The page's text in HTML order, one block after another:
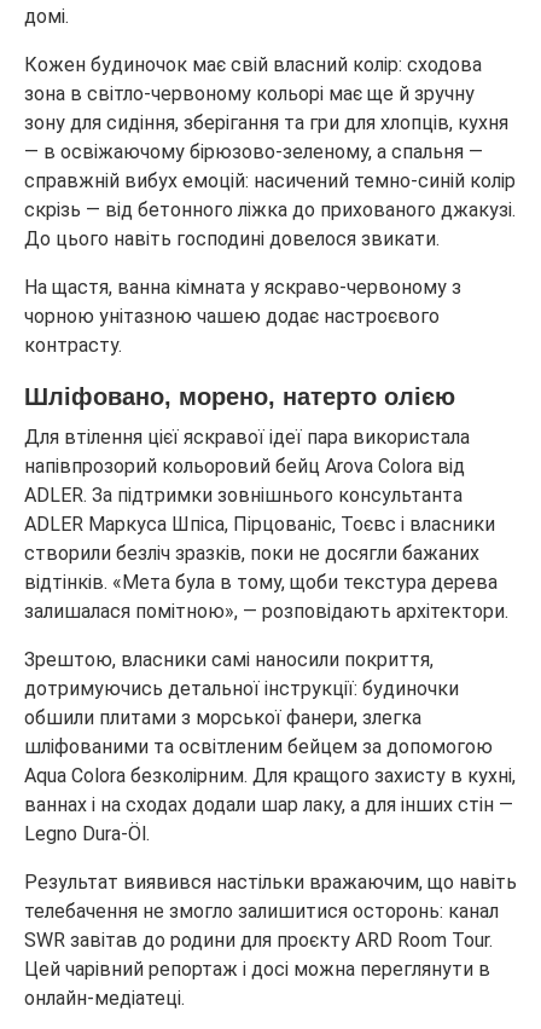
домі.
Кожен будиночок має свій власний колір: сходова
зона в світло-червоному кольорі має ще й зручну
зону для сидіння, зберігання та гри для хлопців, кухня
— в освіжаючому бірюзово-зеленому, а спальня —
справжній вибух емоцій: насичений темно-синій колір
скрізь — від бетонного ліжка до прихованого джакузі.
До цього навіть господині довелося звикати.
На щастя, ванна кімната у яскраво-червоному з
чорною унітазною чашею додає настроєвого
контрасту.
Шліфовано, морено, натерто олією
Для втілення цієї яскравої ідеї пара використала
напівпрозорий кольоровий бейц Arova Colora від
ADLER. За підтримки зовнішнього консультанта
ADLER Маркуса Шпіса, Пірцованіс, Тоєвс і власники
створили безліч зразків, поки не досягли бажаних
відтінків. «Мета була в тому, щоби текстура дерева
залишалася помітною», — розповідають архітектори.
Зрештою, власники самі наносили покриття,
дотримуючись детальної інструкції: будиночки
обшили плитами з морської фанери, злегка
шліфованими та освітленим бейцем за допомогою
Aqua Colora безколірним. Для кращого захисту в кухні,
ваннах і на сходах додали шар лаку, а для інших стін —
Legno Dura-Öl.
Результат виявився настільки вражаючим, що навіть
телебачення не змогло залишитися осторонь: канал
SWR завітав до родини для проєкту ARD Room Tour.
Цей чарівний репортаж і досі можна переглянути в
онлайн-медіатеці.